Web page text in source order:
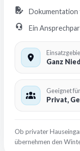
Dokumentation
Ein
Ganz
Geeignet für
Privat,
Ob privater
übernehmen den